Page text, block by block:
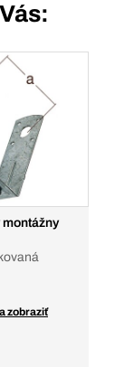
Prihlásenie
montážny
zobraziť